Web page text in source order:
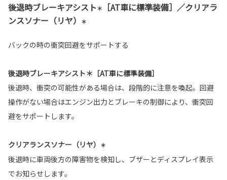
後退時ブレーキアシスト＊
［AT車に標準装備］／クリアラ
ンスソナー（リヤ）
＊
バックの時の衝突回避をサポートする
後退時ブレーキアシスト＊［AT車に標準装備］
後退時、衝突の可能性がある場合は、段階的に注意を喚起。回避
操作がない場合はエンジン出力とブレーキの制御により、衝突回
避をサポートします。
クリアランスソナー（リヤ） ＊
後退時に車両後方の障害物を検知し、ブザーとディスプレイ表示
でお知らせします。